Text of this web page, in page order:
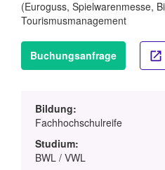
(Euroguss, Spielwarenmesse,
Tourismusmanagement
Buchungsanfrage
Bildung:
Fachhochschulreife
Studium:
BWL / VWL